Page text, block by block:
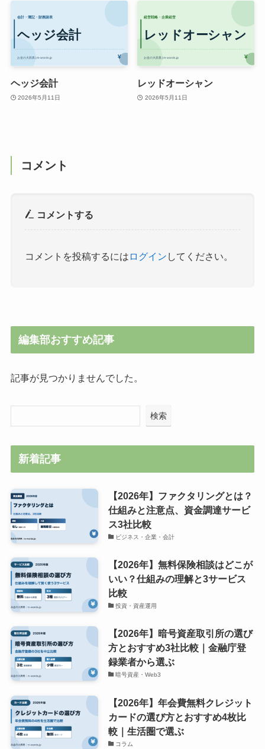
ヘッジ会計
2026年5月11日
レッドオーシャン
2026年5月11日
コメント
コメントする
コメントを投稿するには ログイン してください。
編集部おすすめ記事
記事が見つかりませんでした。
検索
新着記事
【2026年】ファクタリングとは？
仕組みと注意点、資金調達サービ
ス3社比較
ビジネス・企業・会計
【2026年】無料保険相談はどこが
いい？仕組みの理解と3サービス
比較
投資・資産運用
【2026年】暗号資産取引所の選び
方とおすすめ3社比較｜金融庁登
録業者から選ぶ
暗号資産・Web3
【2026年】年会費無料クレジット
カードの選び方とおすすめ4枚比
較｜生活圏で選ぶ
コラム